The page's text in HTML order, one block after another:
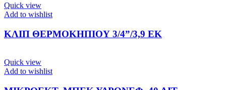
Quick view
Add to wishlist
ΚΛΙΠ ΘΕΡΜΟΚΗΠΙΟΥ 3/4”/3,9 ΕΚ
Quick view
Add to wishlist